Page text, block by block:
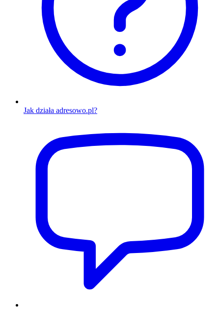
Jak działa adresowo.pl?